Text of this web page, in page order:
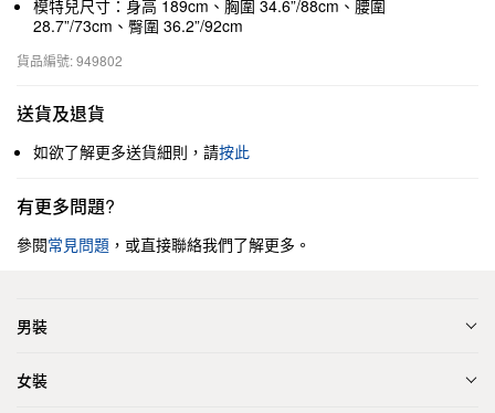
模特兒尺寸：身高 189cm、胸圍 34.6”/88cm、腰圍
28.7”/73cm、臀圍 36.2”/92cm
貨品編號: 949802
送貨及退貨
如欲了解更多送貨細則，請按此
有更多問題?
參閱常見問題 ，或直接聯絡我們了解更多。
男裝
女裝